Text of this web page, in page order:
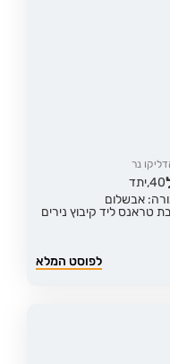
נר
40,יתד
אבשלום
טראנס ליד קיבוץ נירים
לפוסט המלא